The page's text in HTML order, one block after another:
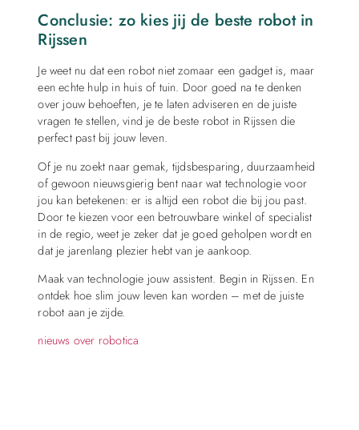
Conclusie: zo kies jij de beste robot in
Rijssen
Je weet nu dat een robot niet zomaar een gadget is, maar
een echte hulp in huis of tuin. Door goed na te denken
over jouw behoeften, je te laten adviseren en de juiste
vragen te stellen, vind je de beste robot in Rijssen die
perfect past bij jouw leven.
Of je nu zoekt naar gemak, tijdsbesparing, duurzaamheid
of gewoon nieuwsgierig bent naar wat technologie voor
jou kan betekenen: er is altijd een robot die bij jou past.
Door te kiezen voor een betrouwbare winkel of specialist
in de regio, weet je zeker dat je goed geholpen wordt en
dat je jarenlang plezier hebt van je aankoop.
Maak van technologie jouw assistent. Begin in Rijssen. En
ontdek hoe slim jouw leven kan worden – met de juiste
robot aan je zijde.
nieuws over robotica